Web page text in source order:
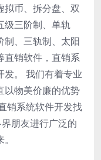
拟币、拆分盘、双
级三阶制、单轨
制、三轨制、太阳
直销软件，直销系
发。 我们有着专业
以物美价廉的优势
销系统软件开发找
朋友进行广泛的